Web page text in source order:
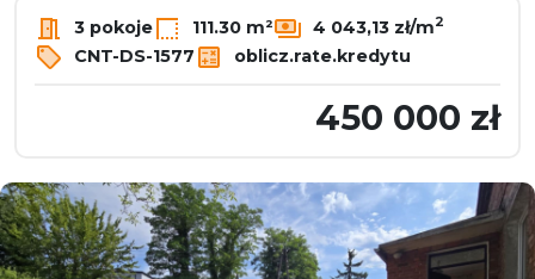
3 pokoje 111.30 m² 4 043,13 zł/m2
CNT-DS-1577 oblicz.rate.kredytu
450 000 zł